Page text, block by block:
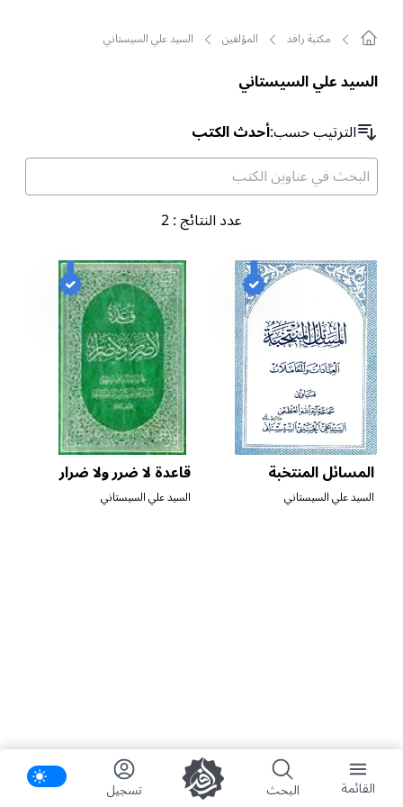
القائمة البحث تسجیل
مکتبة رافد المؤلفين السيد علي السيستاني
السيد علي السيستاني
الترتیب حسب:أحدث الكتب
عدد النتائج:
2
المسائل المنتخبة
السيد علي السيستاني
قاعدة لا ضرر ولا ضرار
السيد علي السيستاني